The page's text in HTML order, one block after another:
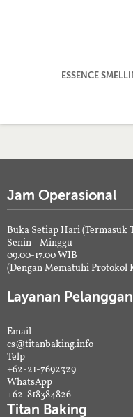
ESSENCE
Jam Operasional
Buka Setiap Hari (Termasuk
Senin - Minggu
09.00-17.00 WIB
(Dengan Mematuhi Protokol
Layanan Pelanggan
Email
cs@titanbaking.info
Telp
+62-21-7692329
WhatsApp
+62-818384826
Titan Baking